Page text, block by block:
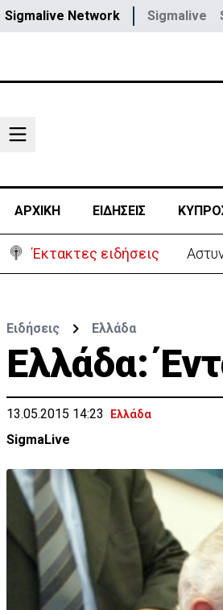
Sigmalive Network Sigmalive
ΑΡΧΙΚΗ ΕΙΔΗΣΕΙΣ
Έκτακτες ειδήσεις
Ειδήσεις Ελλάδα
Ελλάδα:
13.05.2015 14:23 Ελλάδα
SigmaLive